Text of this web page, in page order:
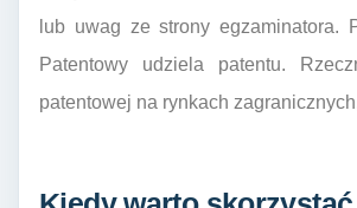
lub uwag ze strony egzaminatora.
Patentowy udziela patentu.
patentowej na rynkach